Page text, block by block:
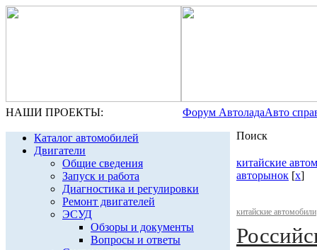
НАШИ ПРОЕКТЫ: Форум АвтоладаАвто
Каталог автомобилей
Двигатели
Общие сведения
Запуск и работа
Диагностика и регулировки
Ремонт двигателей
ЭСУД
Обзоры и документы
Вопросы и ответы
Поиск
китайские
авторынок [x]
китайские автомобили